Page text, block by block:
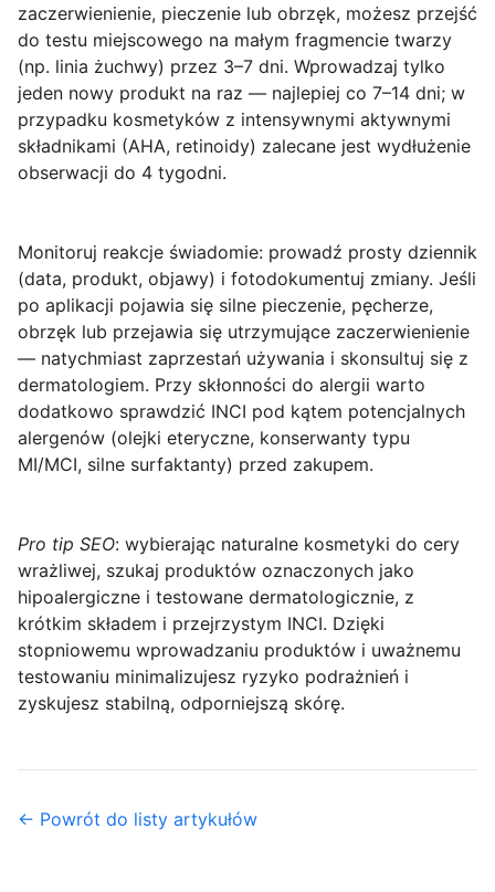
zaczerwienienie, pieczenie lub obrzęk, możesz przejść
do testu miejscowego na małym fragmencie twarzy
(np. linia żuchwy) przez 3–7 dni. Wprowadzaj tylko
jeden nowy produkt na raz — najlepiej co 7–14 dni; w
przypadku kosmetyków z intensywnymi aktywnymi
składnikami (AHA, retinoidy) zalecane jest wydłużenie
obserwacji do 4 tygodni.
Monitoruj reakcje świadomie: prowadź prosty dziennik
(data, produkt, objawy) i fotodokumentuj zmiany. Jeśli
po aplikacji pojawia się silne pieczenie, pęcherze,
obrzęk lub przejawia się utrzymujące zaczerwienienie
— natychmiast zaprzestań używania i skonsultuj się z
dermatologiem. Przy skłonności do alergii warto
dodatkowo sprawdzić INCI pod kątem potencjalnych
alergenów (olejki eteryczne, konserwanty typu
MI/MCI, silne surfaktanty) przed zakupem.
Pro tip SEO: wybierając naturalne kosmetyki do cery
wrażliwej, szukaj produktów oznaczonych jako
hipoalergiczne i testowane dermatologicznie, z
krótkim składem i przejrzystym INCI. Dzięki
stopniowemu wprowadzaniu produktów i uważnemu
testowaniu minimalizujesz ryzyko podrażnień i
zyskujesz stabilną, odporniejszą skórę.
← Powrót do listy artykułów